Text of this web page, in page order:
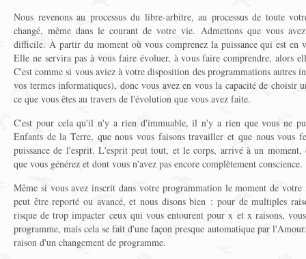
Nous revenons au processus du libre-arbitre, au processus de toute
changé, même dans le courant de votre vie. Admettons que vous
difficile. À partir du moment où vous comprenez la puissance qui est
Elle ne servira pas à vous faire évoluer, à vous faire comprendre, alors
C'est comme si vous aviez à votre disposition des programmations autres
vos termes informatiques), donc vous avez en vous la capacité de choisir
ce que vous êtes au travers de l'évolution que vous avez faite.
C'est pour cela qu'il n'y a rien d'immuable, il n'y a rien que vous ne
Enfants de la Terre, que nous vous faisons travailler et que nous vous
puissance de l'esprit. L'esprit peut tout, et le corps, arrivé à un moment,
que vous générez et dont vous n'avez pas encore complètement conscience.
Même si vous avez inscrit dans votre programmation le moment de
peut être reporté ou avancé, et nous disons bien : pour de multiples
risque de trop impacter ceux qui vous entourent pour x et x raisons,
programme, mais cela se fait d'une façon presque automatique par
raison d'un changement de programme.